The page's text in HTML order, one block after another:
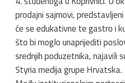
prodajni sajmovi,
će se edukativne te gastro i
što bi moglo unaprijediti
srednjih poduzetnika, najavili
Styria medija grupe Hrvatska.